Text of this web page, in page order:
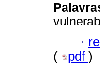
·
(
pdf )